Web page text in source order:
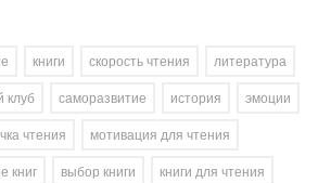
книги скорость чтения
литература
клуб саморазвитие история
эмоции
чтения
мотивация для чтения
книг выбор книги
книги для чтения